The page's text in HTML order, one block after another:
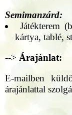
Semimanzárd:
Játékterem
kártya, tablé,
--> Árajánlat:
E-mailben
árajánlattal